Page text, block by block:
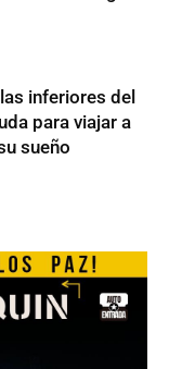
inferiores del
para viajar a
sueño